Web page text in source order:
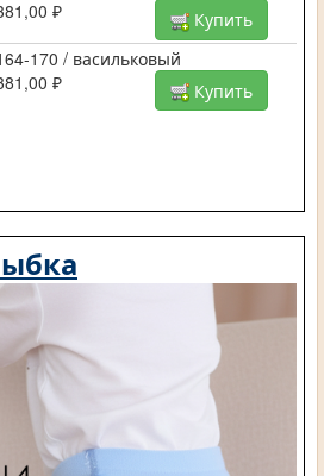
₽
Купить
170 / васильковый
₽ Купить